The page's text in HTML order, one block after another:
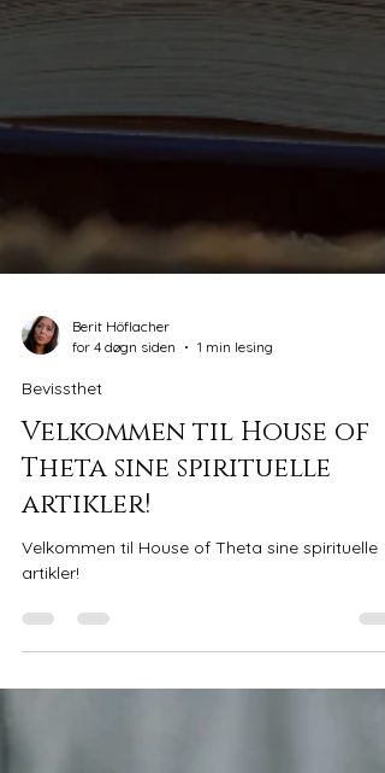
Berit Höflacher
Bevissthet
Velkommen til House of
artikler!
artikler!